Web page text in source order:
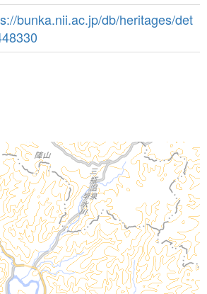
bunka.nii.ac.jp/db/heritages/det